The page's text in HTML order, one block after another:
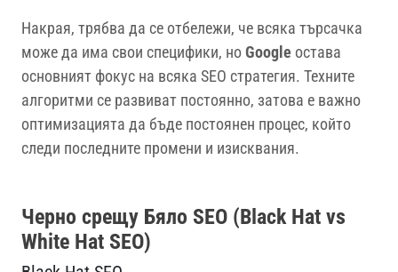
Накрая, трябва да се отбележи, че всяка търсачка
може да има свои специфики, ноGoogle остава
основният фокус на всяка SEO стратегия. Техните
алгоритми се развиват постоянно, затова е важно
оптимизацията да бъде постоянен процес, който
следи последните промени и изисквания.
Черно срещу Бяло SEO (Black Hat vs
White Hat SEO)